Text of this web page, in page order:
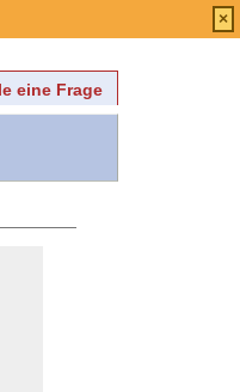
eine Frage
×